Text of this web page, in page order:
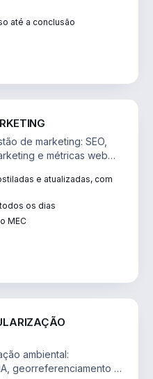
até a conclusão
de marketing: SEO,
e métricas web
e atualizadas, com
os dias
MEC
ambiental:
georreferenciamento e